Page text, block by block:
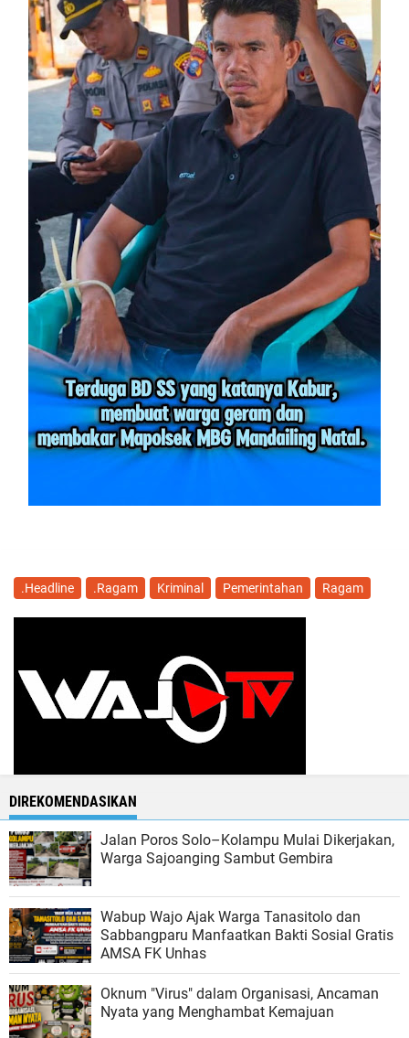
.Headline .Ragam Kriminal Pemerintahan Ragam
DIREKOMENDASIKAN
Jalan Poros Solo–Kolampu Mulai Dikerjakan,
Warga Sajoanging Sambut Gembira
Wabup Wajo Ajak Warga Tanasitolo dan
Sabbangparu Manfaatkan Bakti Sosial Gratis
AMSA FK Unhas
Oknum "Virus" dalam Organisasi, Ancaman
Nyata yang Menghambat Kemajuan